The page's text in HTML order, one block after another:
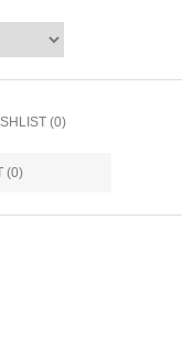
(0)
(0)